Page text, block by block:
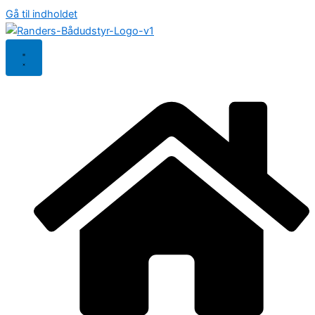
Gå til indholdet